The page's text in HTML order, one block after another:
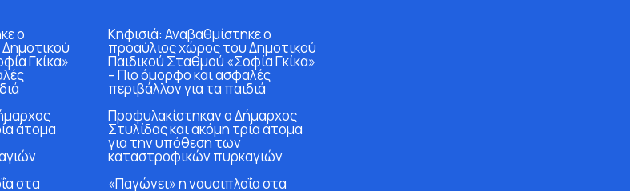
ο
Γκίκα»
άτομα
στα
Κηφισιά: Αναβαθμίστηκε ο
προαύλιος χώρος του Δημοτικού
Παιδικού Σταθμού «Σοφία Γκίκα»
– Πιο όμορφο και ασφαλές
περιβάλλον για τα παιδιά
Προφυλακίστηκαν ο Δήμαρχος
Στυλίδας και ακόμη τρία άτομα
για την υπόθεση των
καταστροφικών πυρκαγιών
«Παγώνει» η ναυσιπλοΐα στα